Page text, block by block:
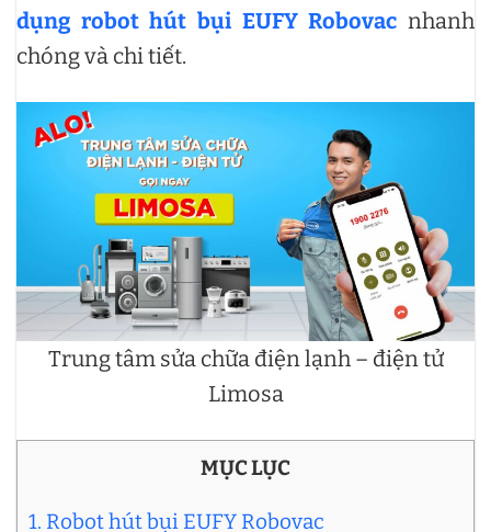
dụng robot hút bụi EUFY Robovac nhanh
chóng và chi tiết.
Trung tâm sửa chữa điện lạnh – điện tử
Limosa
MỤC LỤC
1. Robot hút bụi EUFY Robovac